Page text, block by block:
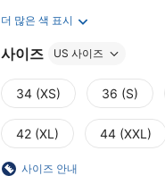
더 많은 색 표시
사이즈 US 사이즈
34 (XS) 36 (S)
42 (XL) 44 (XXL)
사이즈 안내